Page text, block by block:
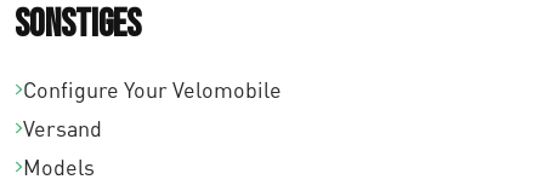
Sonstiges
Configure Your Velomobile
Versand
Models